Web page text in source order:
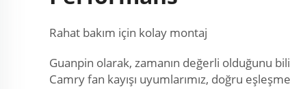
Rahat bakım için kolay montaj
Guanpin olarak, zamanın değerli olduğunu
Camry fan kayışı uyumlarımız, doğru